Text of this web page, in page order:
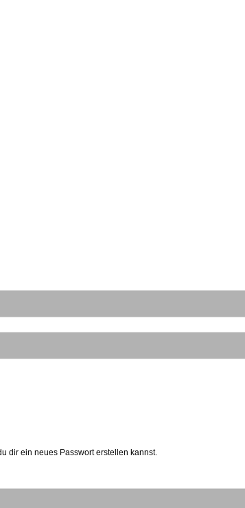
dir ein neues Passwort erstellen kannst.